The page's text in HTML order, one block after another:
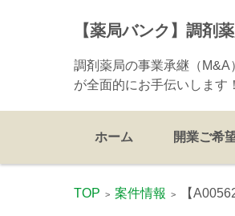
【薬局バンク】調剤
調剤薬局の事業承継（
が全面的にお手伝いします！
コンテンツに移動
ホーム
開業ご希
TOP > 案件情報 > 【